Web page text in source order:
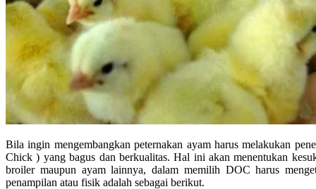
Bila ingin mengembangkan peternakan ayam harus melakukan
Chick ) yang bagus dan berkualitas. Hal ini akan menentukan
broiler maupun ayam lainnya, dalam memilih DOC harus
penampilan atau fisik adalah sebagai berikut.